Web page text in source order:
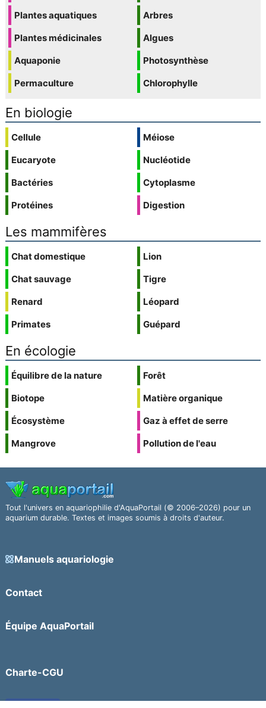
Plantes aquatiques
Plantes médicinales
Aquaponie
Permaculture
Arbres
Algues
Photosynthèse
Chlorophylle
En biologie
Cellule
Eucaryote
Bactéries
Protéines
Méiose
Nucléotide
Cytoplasme
Digestion
Les mammifères
Chat domestique
Chat sauvage
Renard
Primates
Lion
Tigre
Léopard
Guépard
En écologie
Équilibre de la nature
Biotope
Écosystème
Mangrove
Forêt
Matière organique
Gaz à effet de serre
Pollution de l'eau
Tout l'univers en aquariophilie d'AquaPortail (© 2006–2026) pour un
aquarium durable. Textes et images soumis à droits d'auteur.
Manuels aquariologie
Contact
Équipe AquaPortail
Charte-CGU